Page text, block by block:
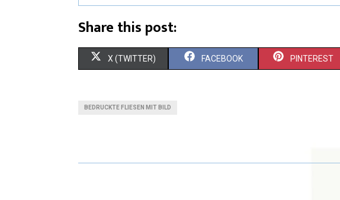
Share this post:
X (TWITTER) FACEBOOK PINTEREST
BEDRUCKTE FLIESEN MIT BILD